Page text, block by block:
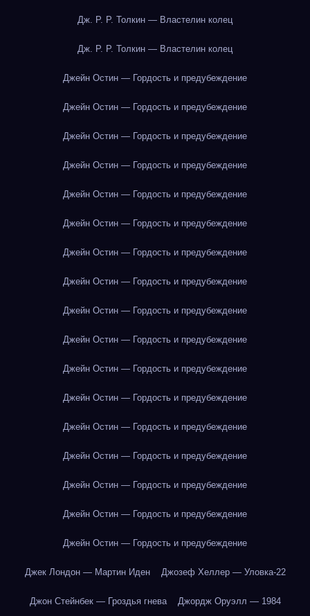
Дж. Р. Р. Толкин — Властелин колец
Дж. Р. Р. Толкин — Властелин колец
Джейн Остин — Гордость и предубеждение
Джейн Остин — Гордость и предубеждение
Джейн Остин — Гордость и предубеждение
Джейн Остин — Гордость и предубеждение
Джейн Остин — Гордость и предубеждение
Джейн Остин — Гордость и предубеждение
Джейн Остин — Гордость и предубеждение
Джейн Остин — Гордость и предубеждение
Джейн Остин — Гордость и предубеждение
Джейн Остин — Гордость и предубеждение
Джейн Остин — Гордость и предубеждение
Джейн Остин — Гордость и предубеждение
Джейн Остин — Гордость и предубеждение
Джейн Остин — Гордость и предубеждение
Джейн Остин — Гордость и предубеждение
Джейн Остин — Гордость и предубеждение
Джейн Остин — Гордость и предубеждение
Джек Лондон — Мартин Иден Джозеф Хеллер — Уловка-22
Джон Стейнбек — Гроздья гнева Джордж Оруэлл — 1984